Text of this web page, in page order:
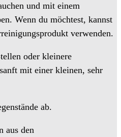
und mit einem
Wenn du möchtest, kannst
verwenden.
oder kleinere
mit einer kleinen, sehr
ab.
aus den